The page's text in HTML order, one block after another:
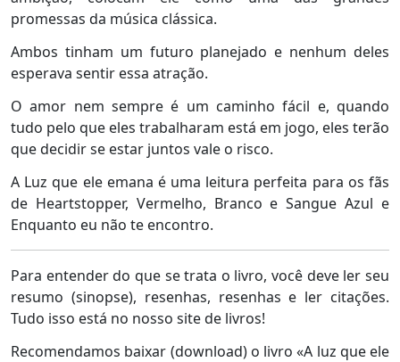
promessas da música clássica.
Ambos tinham um futuro planejado e nenhum deles
esperava sentir essa atração.
O amor nem sempre é um caminho fácil e, quando
tudo pelo que eles trabalharam está em jogo, eles terão
que decidir se estar juntos vale o risco.
A Luz que ele emana é uma leitura perfeita para os fãs
de Heartstopper, Vermelho, Branco e Sangue Azul e
Enquanto eu não te encontro.
Para entender do que se trata o livro, você deve ler seu
resumo (sinopse), resenhas, resenhas e ler citações.
Tudo isso está no nosso site de livros!
Recomendamos baixar (download) o livro «A luz que ele